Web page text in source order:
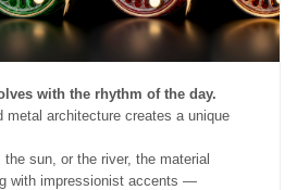
with the rhythm of the day.
metal architecture creates a unique
the sun, or the river, the material
with impressionist accents —